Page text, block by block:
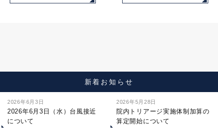
新着お知らせ
2026年6月3日
2026年6月3日（水）台風接近
について
2026年5月28日
院内トリアージ実施体制加算の
算定開始について